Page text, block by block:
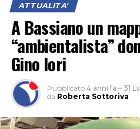
ATTUALITA'
A Bassiano un
“ambientalista”
Gino Iori
Pubblicato 4 anni fa – 31
da Roberta Sottoriva